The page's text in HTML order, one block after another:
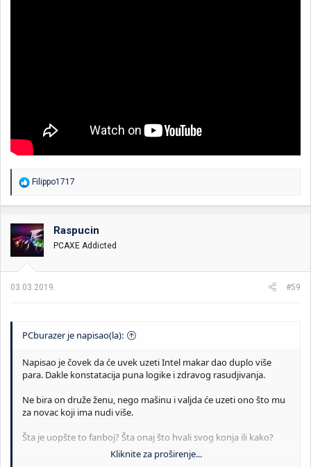
R
o
v
a
n
:
Filippo1717
Raspucin
PCAXE Addicted
03.03.2019. #59
PCburazer je napisao(la):
Napisao je čovek da će uvek uzeti Intel makar dao duplo više
para. Dakle konstatacija puna logike i zdravog rasudjivanja.
Ne bira on druže ženu, nego mašinu i valjda će uzeti ono što mu
za novac koji ima nudi više.
Šta je uopšte to fanboj? Šta onaj što hvali svog konja ili kako?
Pristalica odredjene marke možeš biti kod odevanja, ako furaš taj
Kliknite za proširenje...